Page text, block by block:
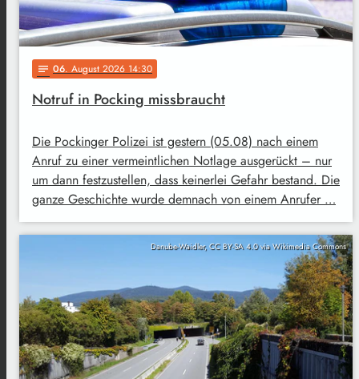
notes 06. August 2026 14:30
Notruf in Pocking missbraucht
Die Pockinger Polizei ist gestern (05.08) nach einem
Anruf zu einer vermeintlichen Notlage ausgerückt – nur
um dann festzustellen, dass keinerlei Gefahr bestand. Die
ganze Geschichte wurde demnach von einem Anrufer …
Danube-Waidler, CC BY-SA 4.0 via Wikimedia Commons